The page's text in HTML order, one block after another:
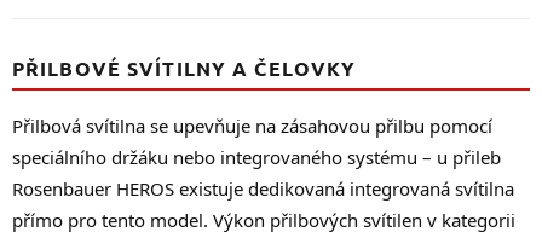
PŘILBOVÉ SVÍTILNY A ČELOVKY
Přilbová svítilna se upevňuje na zásahovou přilbu pomocí
speciálního držáku nebo integrovaného systému – u přileb
Rosenbauer HEROS existuje dedikovaná integrovaná svítilna
přímo pro tento model. Výkon přilbových svítilen v kategorii